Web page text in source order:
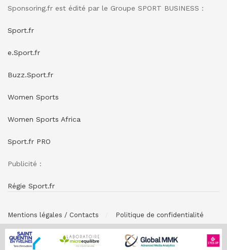
Sponsoring.fr est édité par le Groupe SPORT BUSINESS :
Sport.fr
e.Sport.fr
Buzz.Sport.fr
Women Sports
Women Sports Africa
Sport.fr PRO
Publicité :
Régie Sport.fr
Mentions légales / Contacts Politique de confidentialité
© SPONSORING.FR